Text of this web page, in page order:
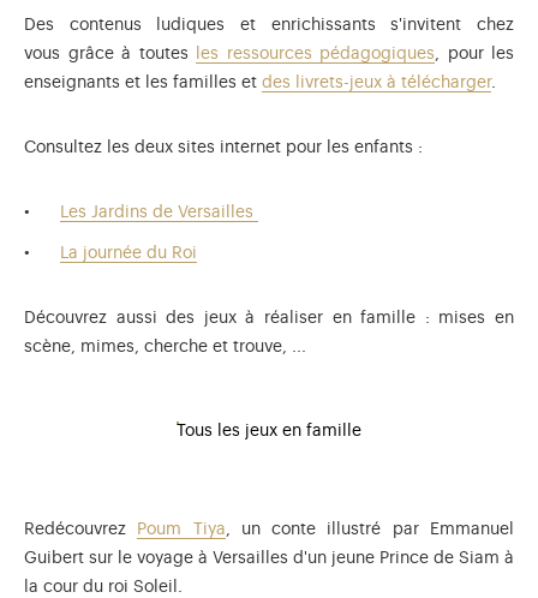
Des contenus ludiques et enrichissants s'invitent chez
vous grâce à toutes
les ressources pédagogiques, pour les
enseignants et les familles et des livrets-jeux à télécharger.
Consultez les deux sites internet pour les enfants :
Les Jardins de Versailles
La journée du Roi
Découvrez aussi des jeux à réaliser en famille : mises en
scène, mimes, cherche et trouve, ...
Tous les jeux en famille
Redécouvrez Poum Tiya, un conte illustré par Emmanuel
Guibert sur le voyage à Versailles d'un jeune Prince de Siam à
la cour du roi Soleil.